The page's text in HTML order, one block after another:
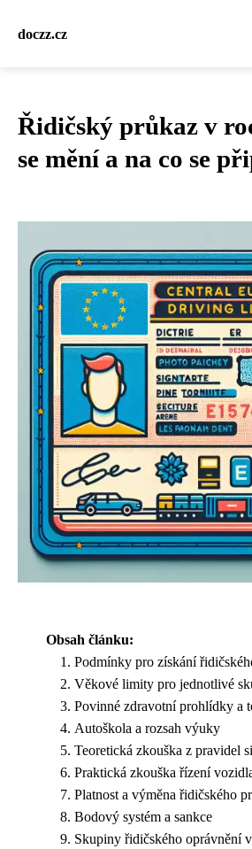
doczz.cz
Řidičský průkaz v
se mění a na co se
Obsah článku:
Podmínky pro získání
Věkové limity pro jednotlivé
Povinné zdravotní prohlídky a
Autoškola a rozsah výuky
Teoretická zkouška z pravidel
Praktická zkouška řízení
Platnost a výměna řidičského
Bodový systém a sankce
Skupiny řidičského oprávnění